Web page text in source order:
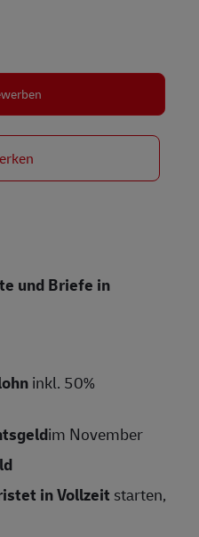
und Briefe in
inkl. 50%
im November
in Vollzeit starten,